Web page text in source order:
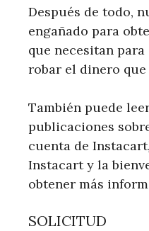
Después de todo,
engañado para
que necesitan
robar el dinero
También puede
publicaciones
cuenta de
Instacart y la
obtener más
SOLICITUD